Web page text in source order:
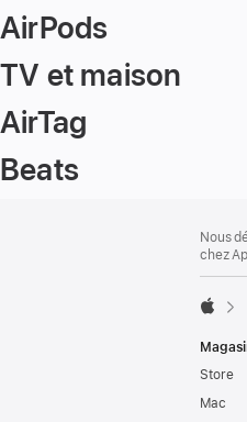
AirPods
TV et maison
AirTag
Beats
de
page
de
bas
page
Nous
chez
Store
Mac